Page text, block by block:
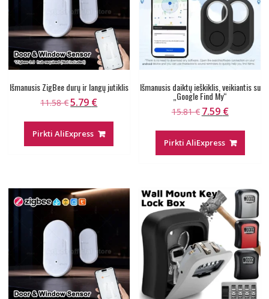
Išmanusis ZigBee durų ir langų jutiklis
11.58€Original
11.58 €.
5.79 €Current
5.79 €.
Pirkti AliExpress
Išmanusis daiktų ieškiklis, veikiantis su
„Google Find My“
15.81€ Original
15.81 €.
7.59 €Current
7.59 €.
Pirkti AliExpress